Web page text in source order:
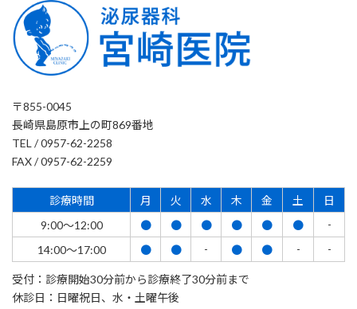
〒855-0045
長崎県島原市上の町869番地
TEL / 0957-62-2258
FAX / 0957-62-2259
診療時間 月 火 水 木 金 土
日
9:00～12:00
● ● ● ● ● ●
-
14:00～17:00
● ● - ● ● - -
受付：診療開始30分前から診療終了30分前まで
休診日：日曜祝日、水・土曜午後